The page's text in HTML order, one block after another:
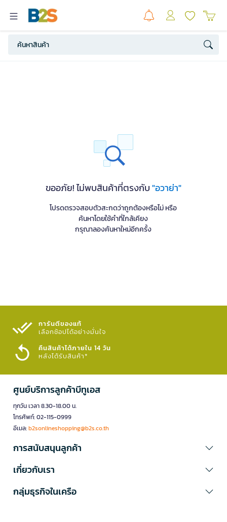
ขออภัย! ไม่พบสินค้าที่ตรงกับ"อวาย่า"
โปรดตรวจสอบตัวสะกดว่าถูกต้องหรือไม่ หรือ
ค้นหาโดยใช้คำที่ใกล้เคียง
กรุณาลองค้นหาใหม่อีกครั้ง
การันตีของแท้
เลือกช้อปได้อย่างมั่นใจ​
คืนสินค้าได้ภายใน 14 วัน
หลังได้รับสินค้า*
ศูนย์บริการลูกค้าบีทูเอส
ทุกวัน เวลา 8.30-18.00 น.
โทรศัพท์: 02-115-0999
อีเมล:b2sonlineshopping@b2s.co.th
การสนับสนุนลูกค้า
เกี่ยวกับเรา
กลุ่มธุรกิจในเครือ